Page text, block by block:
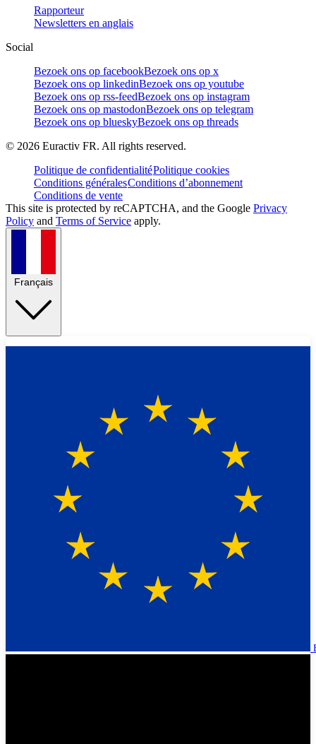
Rapporteur
Newsletters en anglais
Social
Bezoek ons op facebookBezoek ons op x
Bezoek ons op linkedinBezoek ons op youtube
Bezoek ons op rss-feedBezoek ons op instagram
Bezoek ons op mastodonBezoek ons op telegram
Bezoek ons op blueskyBezoek ons op threads
© 2026 Euractiv FR. All rights reserved.
Politique de confidentialitéPolitique cookies
Conditions généralesConditions d’abonnement
Conditions de vente
This site is protected by reCAPTCHA, and the Google Privacy
Policy and Terms of Service apply.
Français